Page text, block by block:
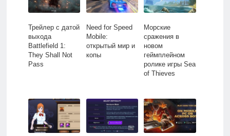
Трейлер с датой
выхода
Battlefield 1:
They Shall Not
Pass
Need for Speed
Mobile:
открытый мир и
копы
Морские
сражения в
новом
геймплейном
ролике игры Sea
of Thieves